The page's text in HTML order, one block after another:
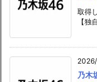
取得
【独
乃